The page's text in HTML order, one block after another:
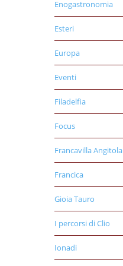
Enogastronomia
Esteri
Europa
Eventi
Filadelfia
Focus
Francavilla Angitola
Francica
Gioia Tauro
I percorsi di Clio
Ionadi